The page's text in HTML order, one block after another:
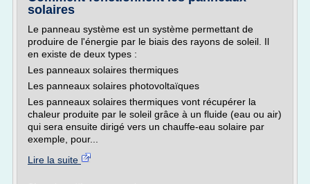
solaires
Le panneau système est un système permettant de
produire de l'énergie par le biais des rayons de soleil. Il
en existe de deux types :
Les panneaux solaires thermiques
Les panneaux solaires photovoltaïques
Les panneaux solaires thermiques vont récupérer la
chaleur produite par le soleil grâce à un fluide (eau ou air)
qui sera ensuite dirigé vers un chauffe-eau solaire par
exemple, pour...
Lire la suite